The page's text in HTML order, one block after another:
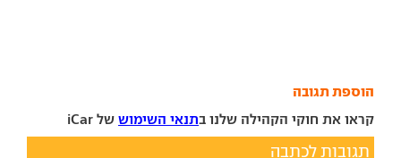
הוספת תגובה
קראו את חוקי הקהילה שלנו בתנאי השימוש של iCar
תגובות לכתבה